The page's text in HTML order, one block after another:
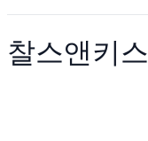
찰스앤키스